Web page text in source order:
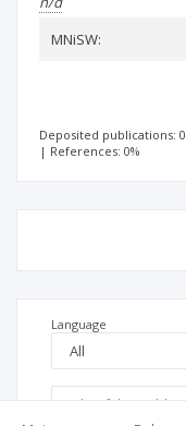
MNiSW:
Deposited publications: 0
| References: 0%
Language